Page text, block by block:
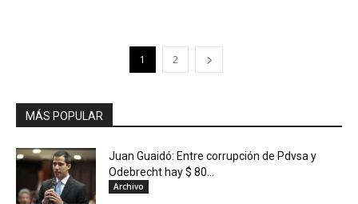
1 2
MÁS POPULAR
Juan Guaidó: Entre corrupción de Pdvsa y
Odebrecht hay $ 80...
Archivo